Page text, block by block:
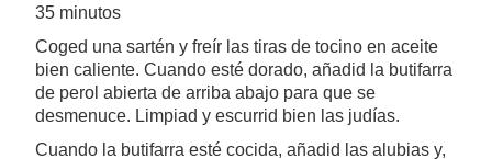
35 minutos
Coged una sartén y freír las tiras de tocino en aceite
bien caliente. Cuando esté dorado, añadid la butifarra
de perol abierta de arriba abajo para que se
desmenuce. Limpiad y escurrid bien las judías.
Cuando la butifarra esté cocida, añadid las alubias y,